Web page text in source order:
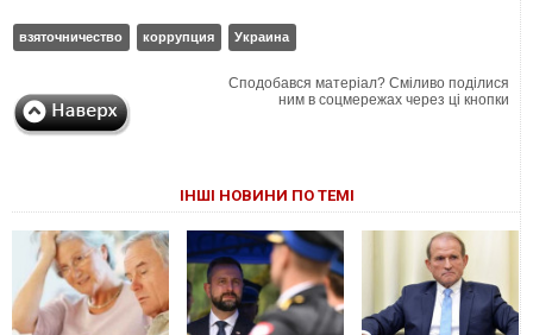
взяточничество коррупция Украина
Сподобався матеріал? Сміливо поділися
ним в соцмережах через ці кнопки
ІНШІ НОВИНИ ПО ТЕМІ